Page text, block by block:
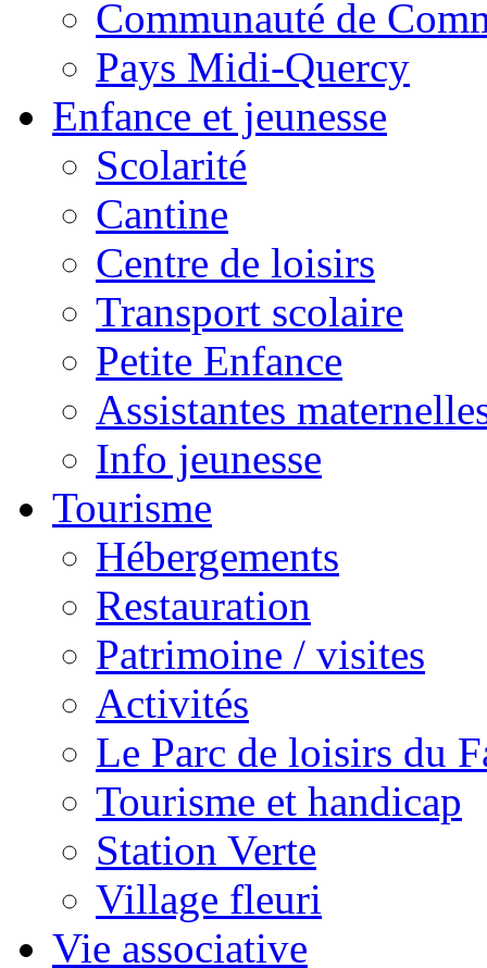
Communauté de
Pays Midi-Quercy
Enfance et jeunesse
Scolarité
Cantine
Centre de loisirs
Transport scolaire
Petite Enfance
Assistantes
Info jeunesse
Tourisme
Hébergements
Restauration
Patrimoine / visites
Activités
Le Parc de loisirs du
Tourisme et handicap
Station Verte
Village fleuri
Vie associative